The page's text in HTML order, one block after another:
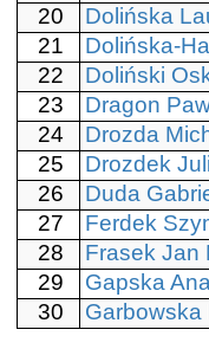
20
Dolińska
21
Dolińska-
22
Doliński
23
Dragon
24
Drozda
25
Drozdek
26
Duda
27
Ferdek
28
Frasek Jan
29
Gapska
30
Garbowska